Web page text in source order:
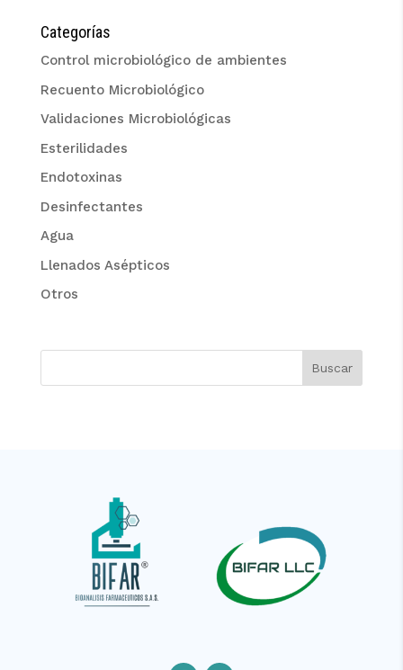
Categorías
Control microbiológico de ambientes
Recuento Microbiológico
Validaciones Microbiológicas
Esterilidades
Endotoxinas
Desinfectantes
Agua
Llenados Asépticos
Otros
Buscar